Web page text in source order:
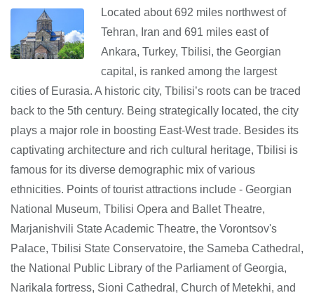
Located about 692 miles northwest of
Tehran, Iran and 691 miles east of
Ankara, Turkey, Tbilisi, the Georgian
capital, is ranked among the largest
cities of Eurasia. A historic city, Tbilisi’s roots can be traced
back to the 5th century. Being strategically located, the city
plays a major role in boosting East-West trade. Besides its
captivating architecture and rich cultural heritage, Tbilisi is
famous for its diverse demographic mix of various
ethnicities. Points of tourist attractions include - Georgian
National Museum, Tbilisi Opera and Ballet Theatre,
Marjanishvili State Academic Theatre, the Vorontsov's
Palace, Tbilisi State Conservatoire, the Sameba Cathedral,
the National Public Library of the Parliament of Georgia,
Narikala fortress, Sioni Cathedral, Church of Metekhi, and